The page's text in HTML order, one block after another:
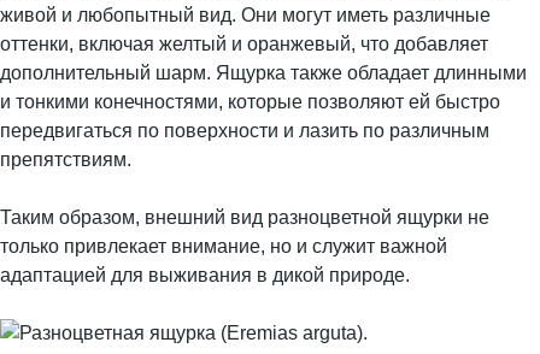
живой и любопытный вид. Они могут иметь различные
оттенки, включая желтый и оранжевый, что добавляет
дополнительный шарм. Ящурка также обладает длинными
и тонкими конечностями, которые позволяют ей быстро
передвигаться по поверхности и лазить по различным
препятствиям.
Таким образом, внешний вид разноцветной ящурки не
только привлекает внимание, но и служит важной
адаптацией для выживания в дикой природе.